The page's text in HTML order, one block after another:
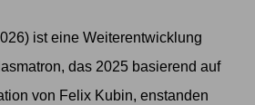
ist eine Weiterentwicklung
das 2025 basierend auf
von Felix Kubin, enstanden